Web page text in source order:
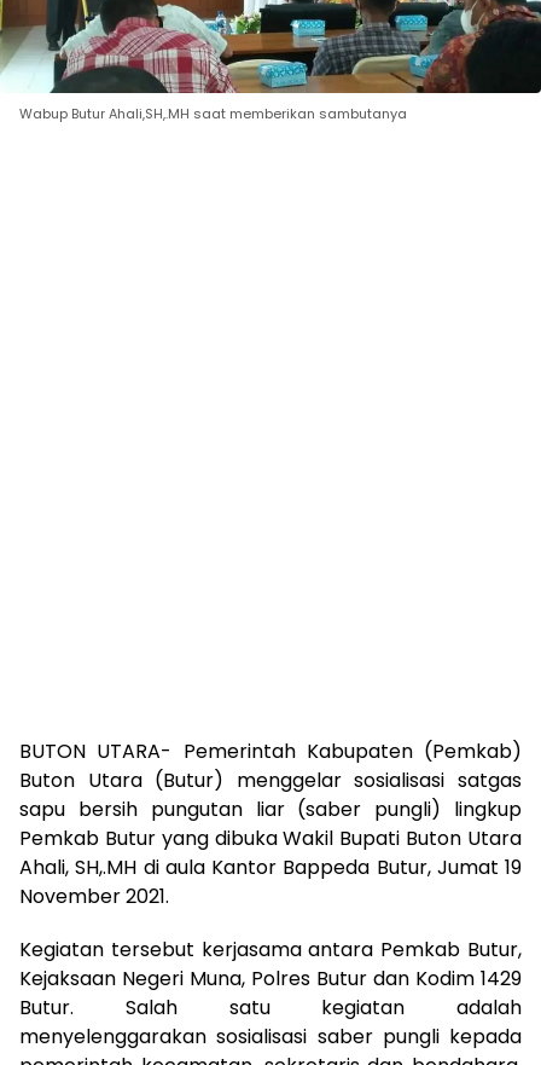
Wabup Butur Ahali,SH,.MH saat memberikan sambutanya
BUTON UTARA- Pemerintah Kabupaten (Pemkab)
Buton Utara (Butur) menggelar sosialisasi satgas
sapu bersih pungutan liar (saber pungli) lingkup
Pemkab Butur yang dibuka Wakil Bupati Buton Utara
Ahali, SH,.MH di aula Kantor Bappeda Butur, Jumat 19
November 2021.
Kegiatan tersebut kerjasama antara Pemkab Butur,
Kejaksaan Negeri Muna, Polres Butur dan Kodim 1429
Butur. Salah satu kegiatan adalah
menyelenggarakan sosialisasi saber pungli kepada